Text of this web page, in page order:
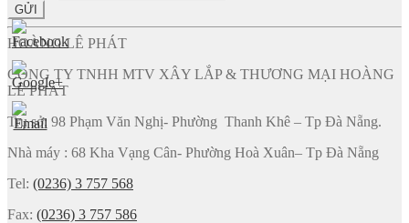
GỬI
HOÀNG LÊ PHÁT
CÔNG TY TNHH MTV XÂY LẮP & THƯƠNG MẠI HOÀNG
LÊ PHÁT
Trụ sở: 98 Phạm Văn Nghị- Phường Thanh Khê – Tp Đà Nẵng.
Nhà máy : 68 Kha Vạng Cân- Phường Hoà Xuân– Tp Đà Nẵng
Tel: (0236) 3 757 568
Fax: (0236) 3 757 586